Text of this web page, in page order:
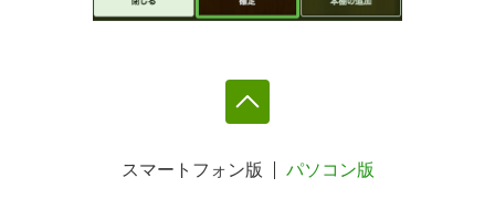
スマートフォン版 パソコン版